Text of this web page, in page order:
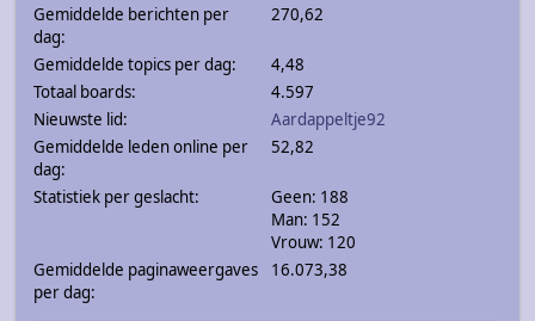
Gemiddelde berichten per
dag:
270,62
Gemiddelde topics per dag:
4,48
Totaal boards:
4.597
Nieuwste lid:
Aardappeltje92
Gemiddelde leden online per
dag:
52,82
Statistiek per geslacht:
Geen: 188
Man: 152
Vrouw: 120
Gemiddelde paginaweergaves
per dag:
16.073,38